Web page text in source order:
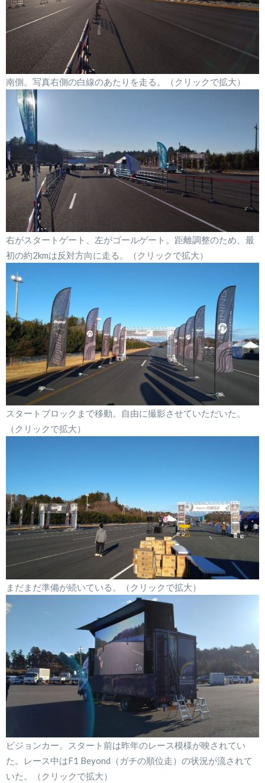
南側。写真右側の白線のあたりを走る。（クリックで拡大）
右がスタートゲート、左がゴールゲート。距離調整のため、最
初の約2kmは反対方向に走る。（クリックで拡大）
スタートブロックまで移動。自由に撮影させていただいた。
（クリックで拡大）
まだまだ準備が続いている。（クリックで拡大）
ビジョンカー。スタート前は昨年のレース模様が映されてい
た。レース中はF1 Beyond（ガチの順位走）の状況が流されて
いた。（クリックで拡大）